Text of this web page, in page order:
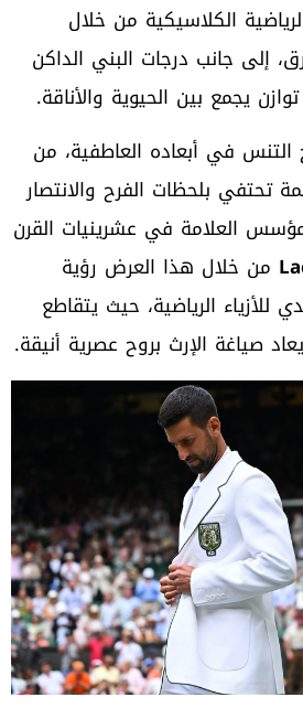
الكلاسيكية من خلال
إلى جانب درجات البني الداكن
يجمع بين الحيوية والأناقة.
التنس في أبعاده العاطفية، من
تحتفي بلحظات الفرح والانتصار
العلامة في عشرينيات القرن
من خلال هذا العرض رؤية
للأزياء الرياضية، حيث يتقاطع
صياغة الإرث بروح عصرية أنيقة.